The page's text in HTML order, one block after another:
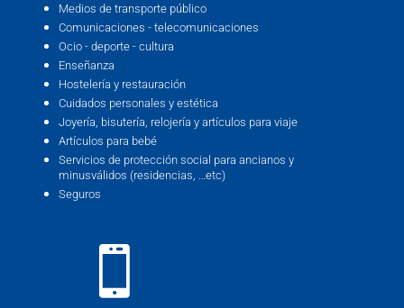
Medios de transporte público
Comunicaciones - telecomunicaciones
Ocio - deporte - cultura
Enseñanza
Hostelería y restauración
Cuidados personales y estética
Joyería, bisutería, relojería y artículos para viaje
Artículos para bebé
Servicios de protección social para ancianos y
minusválidos (residencias, …etc)
Seguros